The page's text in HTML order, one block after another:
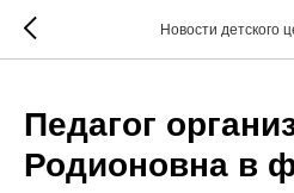
Новости детского
Педагог
Родионовна в